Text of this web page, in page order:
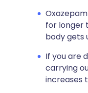
for longer
body gets
If you are
carrying
increases